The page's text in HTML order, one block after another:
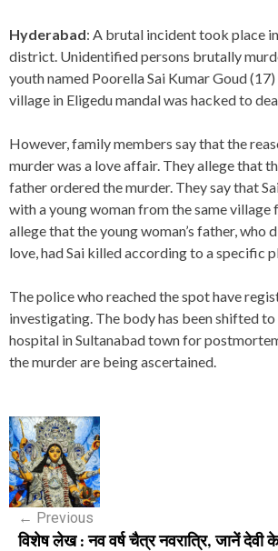
Hyderabad: A brutal incident took place
district. Unidentified persons brutally
youth named Poorella Sai Kumar Goud
village in Eligedu mandal was hacked to
However, family members say that the
murder was a love affair. They allege that
father ordered the murder. They say that
with a young woman from the same village
allege that the young woman’s father, who
love, had Sai killed according to a specific
The police who reached the spot have
investigating. The body has been shifted
hospital in Sultanabad town for
the murder are being ascertained.
P
o
s
← Previous
विशेष लेख : नव वर्ष चैत्र नवरात्रि, जानें देवी